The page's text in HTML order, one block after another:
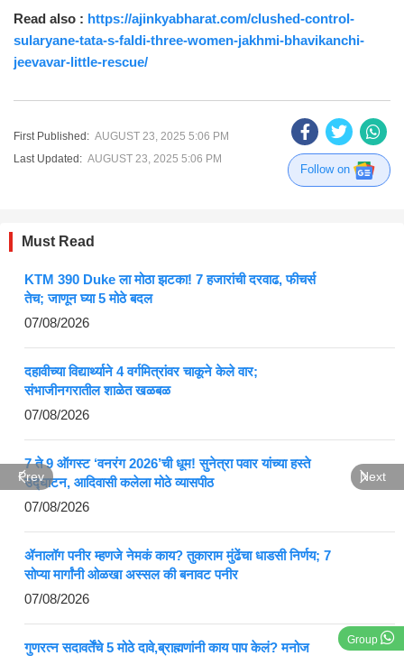
Group
Read also : https://ajinkyabharat.com/clushed-control-
sularyane-tata-s-faldi-three-women-jakhmi-bhavikanchi-
jeevavar-little-rescue/
First Published: AUGUST 23, 2025 5:06 PM
Last Updated: AUGUST 23, 2025 5:06 PM
Follow on
Prev Next
Must Read
KTM 390 Duke ला मोठा झटका! 7 हजारांची दरवाढ, फीचर्स
तेच; जाणून घ्या 5 मोठे बदल
07/08/2026
दहावीच्या विद्यार्थ्याने 4 वर्गमित्रांवर चाकूने केले वार;
संभाजीनगरातील शाळेत खळबळ
07/08/2026
7 ते 9 ऑगस्ट ‘वनरंग 2026’ची धूम! सुनेत्रा पवार यांच्या हस्ते
उद्घाटन, आदिवासी कलेला मोठे व्यासपीठ
07/08/2026
ॲनालॉग पनीर म्हणजे नेमकं काय? तुकाराम मुंढेंचा धाडसी निर्णय; 7
सोप्या मार्गांनी ओळखा अस्सल की बनावट पनीर
07/08/2026
गुणरत्न सदावर्तेंचे 5 मोठे दावे,ब्राह्मणांनी काय पाप केलं? मनोज